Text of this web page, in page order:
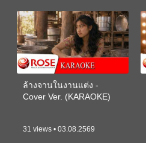
ล้างจานในงานแต่ง -
Cover Ver. (KARAOKE)
31 views • 03.08.2569